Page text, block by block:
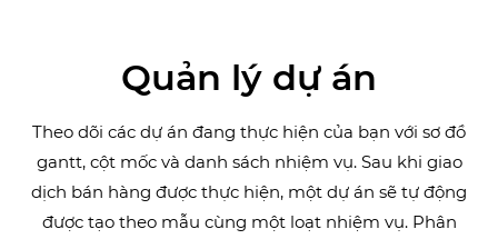
Quản lý dự án
Theo dõi các dự án đang thực hiện của bạn với sơ đồ
gantt, cột mốc và danh sách nhiệm vụ. Sau khi giao
dịch bán hàng được thực hiện, một dự án sẽ tự động
được tạo theo mẫu cùng một loạt nhiệm vụ. Phân